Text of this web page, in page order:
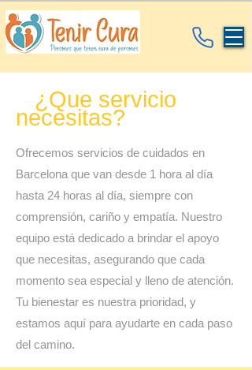
¿Que servicio
necesitas?
Ofrecemos servicios de cuidados en
Barcelona que van desde 1 hora al día
hasta 24 horas al día, siempre con
comprensión, cariño y empatía. Nuestro
equipo está dedicado a brindar el apoyo
que necesitas, asegurando que cada
momento sea especial y lleno de atención.
Tu bienestar es nuestra prioridad, y
estamos aquí para ayudarte en cada paso
del camino.